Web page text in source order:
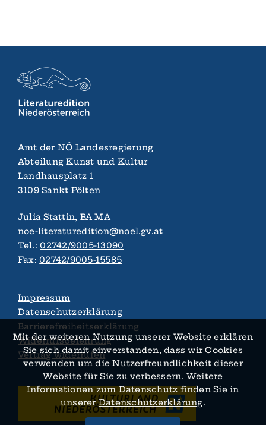
Amt der NÖ Landes­regierung
Abteilung Kunst und Kultur
Landhaus­platz 1
3109 Sankt Pölten
Julia Stattin, BA MA
noe-literaturedition@noel.gv.at
Tel.:02742/9005-13090
Fax:02742/9005-15585
Impressum
Datenschutzerklärung
Barrierefreiheitserklärung
Widerrufsbelehrung
Vertrag widerrufen
Mit der weiteren Nutzung unserer Website erklären
Sie sich damit ein­verstanden, dass wir Cookies
verwenden um die Nutzer­­freundlichkeit dieser
Website für Sie zu verbessern. Weitere
Informationen zum Daten­schutz finden Sie in
unsererDatenschutz­­erklärung.